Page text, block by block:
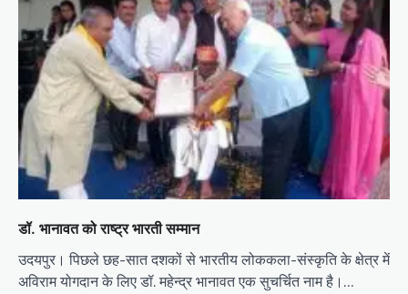
डॉ. भानावत को राष्ट्र भारती सम्मान
उदयपुर। पिछले छह-सात दशकों से भारतीय लोककला-संस्कृति के क्षेत्र में
अविराम योगदान के लिए डॉ. महेन्द्र भानावत एक सुचर्चित नाम है।…